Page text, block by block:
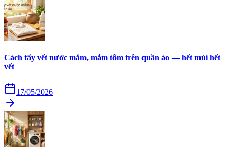
Cách tẩy vết nước mắm, mắm tôm trên quần áo — hết mùi hết
vết
17/05/2026